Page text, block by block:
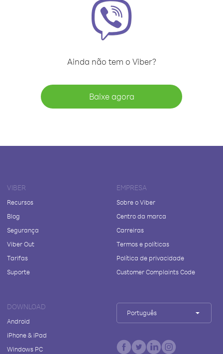
Ainda não tem o Viber?
Baixe agora
VIBER
Recursos
Blog
Segurança
Viber Out
Tarifas
Suporte
EMPRESA
Sobre o Viber
Centro da marca
Carreiras
Termos e políticas
Política de privacidade
Customer Complaints Code
DOWNLOAD
Android
iPhone & iPad
Windows PC
Português